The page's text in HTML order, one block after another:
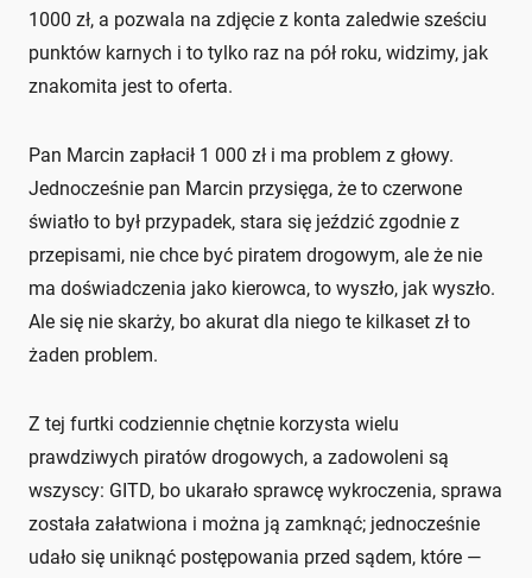
1000 zł, a pozwala na zdjęcie z konta zaledwie sześciu
punktów karnych i to tylko raz na pół roku, widzimy, jak
znakomita jest to oferta.
Pan Marcin zapłacił 1 000 zł i ma problem z głowy.
Jednocześnie pan Marcin przysięga, że to czerwone
światło to był przypadek, stara się jeździć zgodnie z
przepisami, nie chce być piratem drogowym, ale że nie
ma doświadczenia jako kierowca, to wyszło, jak wyszło.
Ale się nie skarży, bo akurat dla niego te kilkaset zł to
żaden problem.
Z tej furtki codziennie chętnie korzysta wielu
prawdziwych piratów drogowych, a zadowoleni są
wszyscy: GITD, bo ukarało sprawcę wykroczenia, sprawa
została załatwiona i można ją zamknąć; jednocześnie
udało się uniknąć postępowania przed sądem, które —